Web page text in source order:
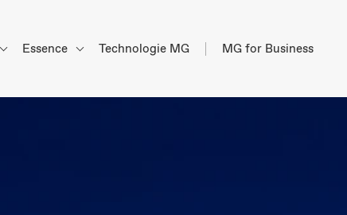
Essence Technologie MG MG for Business